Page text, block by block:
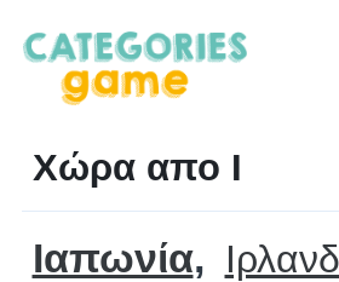
Χώρα απο Ι
Ιαπωνία